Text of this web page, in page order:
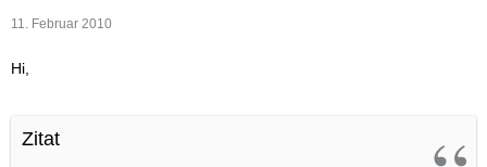
11. Februar 2010
Hi,
Zitat